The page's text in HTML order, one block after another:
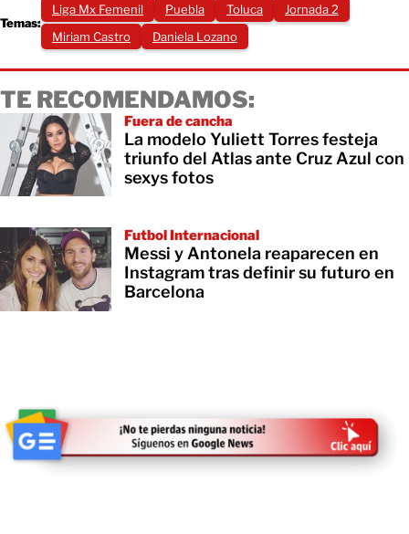
Temas:
Liga Mx Femenil Puebla Toluca
Jornada 2
Miriam Castro
Daniela Lozano
TE RECOMENDAMOS:
Fuera de cancha
La modelo Yuliett Torres festeja
triunfo del Atlas ante Cruz Azul con
sexys fotos
Futbol Internacional
Messi y Antonela reaparecen en
Instagram tras definir su futuro en
Barcelona